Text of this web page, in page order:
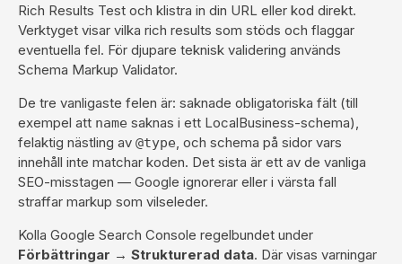
Rich Results Test och klistra in din URL eller kod direkt.
Verktyget visar vilka rich results som stöds och flaggar
eventuella fel. För djupare teknisk validering används
Schema Markup Validator.
De tre vanligaste felen är: saknade obligatoriska fält (till
exempel att name saknas i ett LocalBusiness-schema),
felaktig nästling av @type, och schema på sidor vars
innehåll inte matchar koden. Det sista är ett av de vanliga
SEO-misstagen — Google ignorerar eller i värsta fall
straffar markup som vilseleder.
Kolla Google Search Console regelbundet under
Förbättringar → Strukturerad data. Där visas varningar